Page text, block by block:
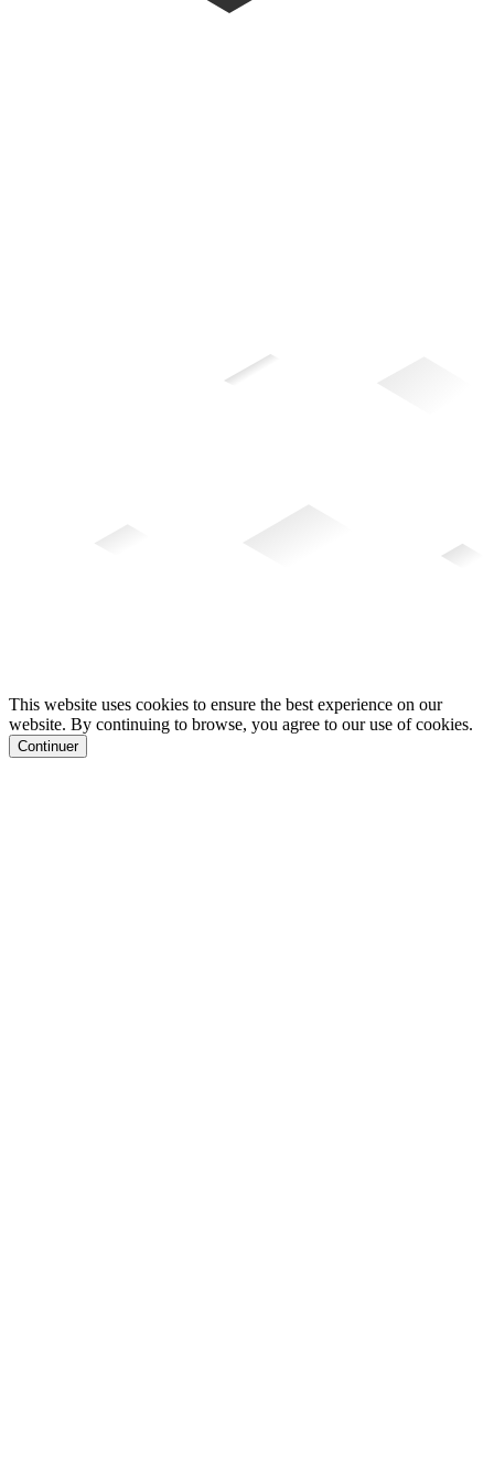
This website uses cookies to ensure the best experience on our
website. By continuing to browse, you agree to our use of cookies.
Continuer